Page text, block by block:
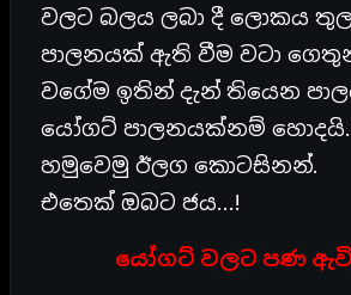
වලට බලය ලබා දී ලොකය
පාලනයක් ඇති වීම වටා
වගේම ඉතින් දැන් තියෙන
යෝගට් පාලනයක්නම්
හමුවෙමු ඊලග කොටසිනන්.
එතෙක් ඔබට ජය…!
යෝගට් වලට පණ